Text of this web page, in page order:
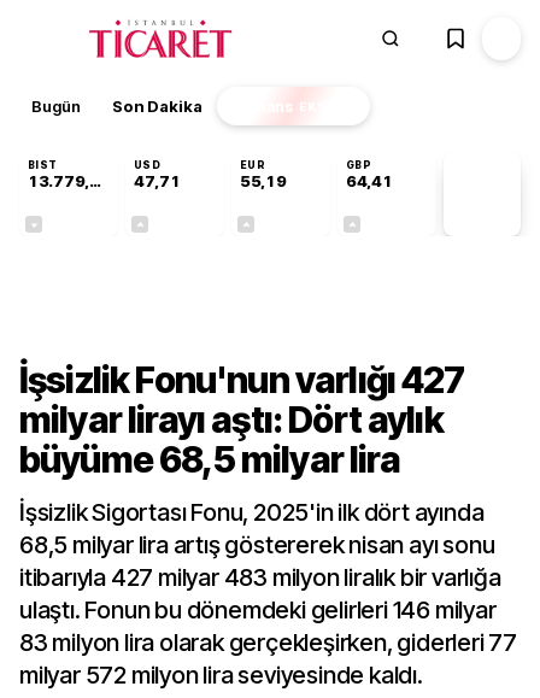
Bugün Son Dakika Finans EKSTRA
BIST
13.779,39
USD
47,71
EUR
55,19
GBP
64,41
İşsizlik Fonu'nun varlığı 427
milyar lirayı aştı: Dört aylık
büyüme 68,5 milyar lira
İşsizlik Sigortası Fonu, 2025'in ilk dört ayında
68,5 milyar lira artış göstererek nisan ayı sonu
itibarıyla 427 milyar 483 milyon liralık bir varlığa
ulaştı. Fonun bu dönemdeki gelirleri 146 milyar
83 milyon lira olarak gerçekleşirken, giderleri 77
milyar 572 milyon lira seviyesinde kaldı.